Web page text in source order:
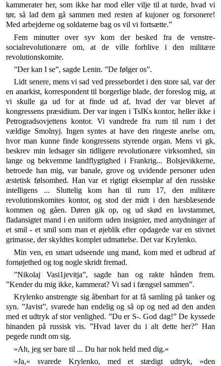
kammerater her, som ikke har mod eller vilje til at turde, hvad vi
tør, så lad dem gå sam­men med resten af kujoner og forsonere!
Med arbejder­ne og soldaterne bag os vil vi fortsætte.”
Fem minutter over syv kom der besked fra de ven­stre-
socialrevolutionære om, at de ville forblive i den militære
revolutionskomite.
”Der kan I se”, sagde Lenin. ”De følger os”.
Lidt senere, mens vi sad ved pressebordet i den store sal, var der
en anarkist, korrespondent til borgerlige blade, der foreslog mig, at
vi skulle ga ud for at finde ud af, hvad der var blevet af
kongressens præsidium. Der var ingen i TsIKs kontor, heller ikke i
Petrograd­sovjettens kontor. Vi vandrede fra rum til rum i det
vældige Smolnyj. Ingen syntes at have den ringeste anelse om,
hvor man kunne finde kongressens styrende organ. Mens vi gk,
beskrev min ledsager sin tidligere revolutionære virksomhed, sin
lange og bekvemme landflygtighed i Frankrig... Bolsjevikkerne,
betroede han mig, var banale, grove og uvidende personer uden
æstetisk følsomhed. Han var et rigtigt eksemplar af den russiske
intelligens ... Sluttelig kom han til rum 17, den militære
revolutionskomites kontor, og stod der midt i den hæsblæsende
kommen og gåen. Døren gik op, og ud skød en lavstammet,
fladansigtet mand i en uniform uden insignier, med antydninger af
et smil - et smil som man et øjeblik efter opdagede var en stivnet
grimasse, der skyldtes komplet udmattelse. Det var Krylenko.
Min ven, en smart udseende ung mand, kom med et udbrud af
fornøjethed og tog nogle skridt fremad.
”Nikolaj Vasi1jevitja”, sagde han og rakte hånden frem.
”Kender du mig ikke, kammerat? Vi sad i fængsel sammen”.
Krylenko anstrengte sig åbenbart for at få samling på tanker og
syn. ”Javist”, svarede han endelig og så op og ned ad den anden
med et udtryk af stor venlighed. ”Du er S-. God dag!” De kyssede
hinanden på russisk vis. ”Hvad laver du i alt dette her?” Han
pegede rundt om sig.
»Ah, jeg ser bare til ... Du har nok held med dig.«
»Ja,« svarede Krylenko, med et stædigt udtryk, »den